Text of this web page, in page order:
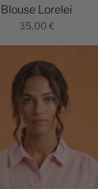
Blouse Lorelei
35,00 €